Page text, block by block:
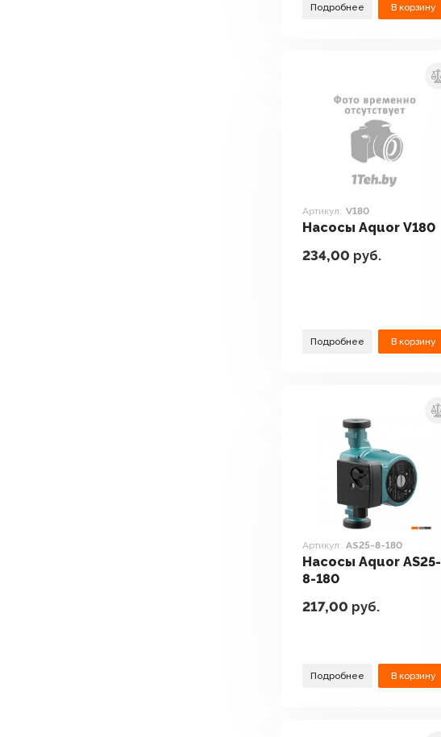
Подробнее В корзину
Артикул: V180
Насосы Aquor V180
234,00 руб.
Подробнее В корзину
Артикул: AS25-8-180
Насосы Aquor AS25-
8-180
217,00 руб.
Подробнее В корзину